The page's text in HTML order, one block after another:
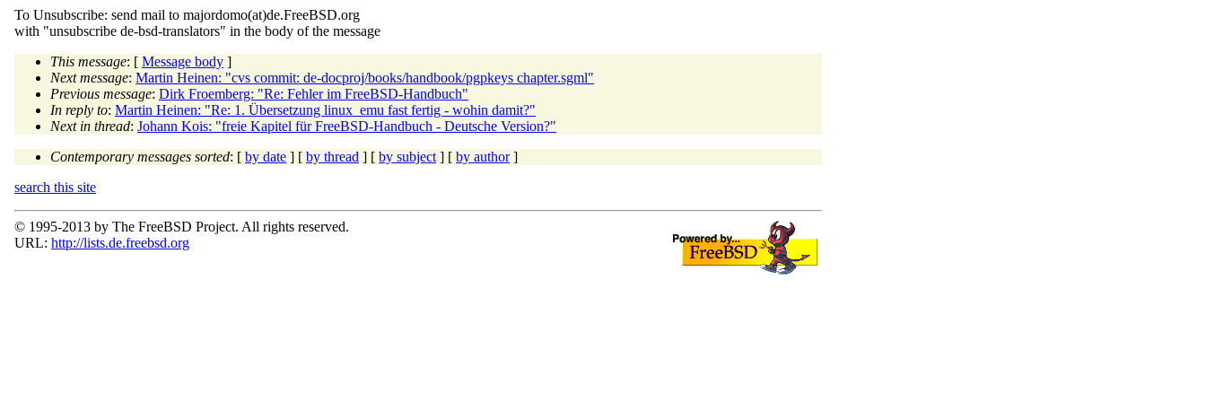
To Unsubscribe: send mail to majordomo(at)de.FreeBSD.org
with "unsubscribe de-bsd-translators" in the body of the message
This message: [ Message body ]
Next message: Martin Heinen: "cvs commit: de-docproj/books/handbook/pgpkeys chapter.sgml"
Previous message: Dirk Froemberg: "Re: Fehler im FreeBSD-Handbuch"
In reply to: Martin Heinen: "Re: 1. Übersetzung linux_emu fast fertig - wohin damit?"
Next in thread: Johann Kois: "freie Kapitel für FreeBSD-Handbuch - Deutsche Version?"
Contemporary messages sorted: [ by date ] [ by thread ] [ by subject ] [ by author]
search this site
© 1995-2013 by The FreeBSD Project. All rights reserved.
URL: http://lists.de.freebsd.org